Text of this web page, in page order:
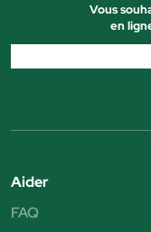
Vous
en
Aider
FAQ